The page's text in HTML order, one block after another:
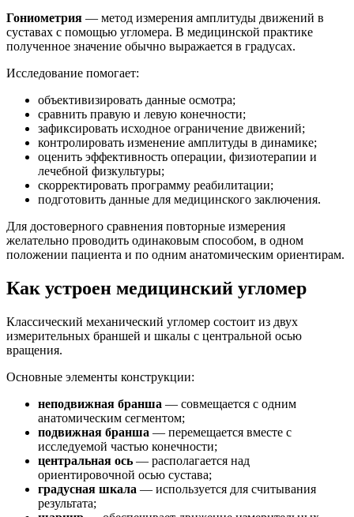
Гониометрия — метод измерения амплитуды движений в
суставах с помощью угломера. В медицинской практике
полученное значение обычно выражается в градусах.
Исследование помогает:
объективизировать данные осмотра;
сравнить правую и левую конечности;
зафиксировать исходное ограничение движений;
контролировать изменение амплитуды в динамике;
оценить эффективность операции, физиотерапии и
лечебной физкультуры;
скорректировать программу реабилитации;
подготовить данные для медицинского заключения.
Для достоверного сравнения повторные измерения
желательно проводить одинаковым способом, в одном
положении пациента и по одним анатомическим ориентирам.
Как устроен медицинский угломер
Классический механический угломер состоит из двух
измерительных браншей и шкалы с центральной осью
вращения.
Основные элементы конструкции:
неподвижная бранша — совмещается с одним
анатомическим сегментом;
подвижная бранша — перемещается вместе с
исследуемой частью конечности;
центральная ось — располагается над
ориентировочной осью сустава;
градусная шкала — используется для считывания
результата;